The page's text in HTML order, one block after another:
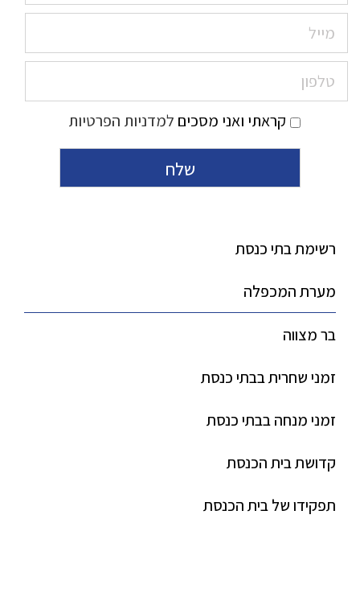
קראתי ואני מסכים למדניות הפרטיות
רשימת בתי כנסת
מערת המכפלה
בר מצווה
זמני שחרית בבתי כנסת
זמני מנחה בבתי כנסת
קדושת בית הכנסת
תפקידו של בית הכנסת